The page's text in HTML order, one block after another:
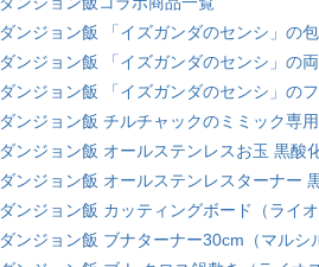
ダンジョン飯 「イズガンダのセンシ」の
ダンジョン飯 「イズガンダのセンシ」の
ダンジョン飯 「イズガンダのセンシ」の
ダンジョン飯 チルチャックのミミック専
ダンジョン飯 オールステンレスお玉 黒酸
ダンジョン飯 オールステンレスターナー
ダンジョン飯 カッティングボード（ライオ
ダンジョン飯 ブナターナー30cm（マルシ